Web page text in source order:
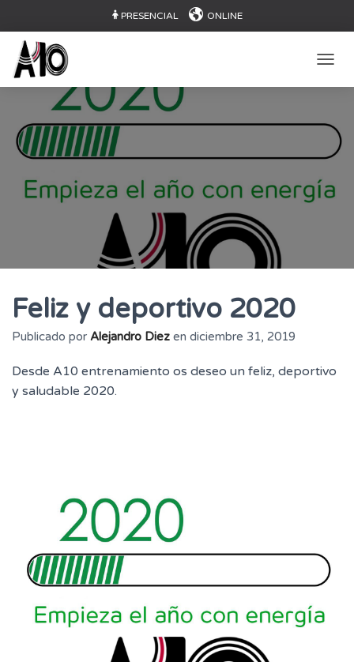
PRESENCIAL ONLINE
Feliz y deportivo 2020
Publicado por Alejandro Diez en diciembre 31, 2019
Desde A10 entrenamiento os deseo un feliz, deportivo
y saludable 2020.